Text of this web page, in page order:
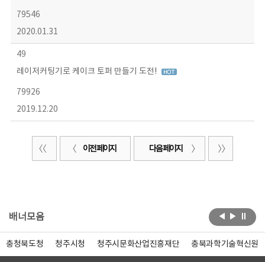
79546
2020.01.31
49
레이저커팅기로 케이크 토퍼 만들기 도전!
79926
2019.12.20
이전 페이지 다음 페이지
배너모음
충청북도청 청주시청 청주시문화산업진흥재단 충북과학기술혁신원